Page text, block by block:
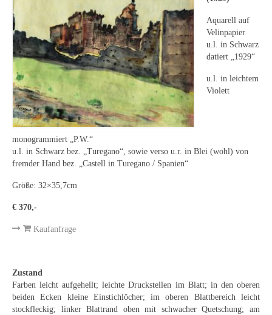
Ludwig Martin Wilberg
Weitere Künstler nach 1945
Kunst 1900-1945
Walter Becker
Ernst Geitlinger
Erich Hartmann
Emma Joos
Weitere Künstler 1900-1945
Aquarell auf
Velinpapier
u.l. in Schwarz
datiert „1929“
u.l. in leichtem
Violett
monogrammiert „P.W.“
u.l. in Schwarz bez. „Turegano“, sowie verso u.r. in Blei (wohl) von
fremder Hand bez. „Castell in Turegano / Spanien“
Größe: 32×35,7cm
€ 370,-
Kaufanfrage
Zustand
Farben leicht aufgehellt; leichte Druckstellen im Blatt; in den oberen
beiden Ecken kleine Einstichlöcher; im oberen Blattbereich leicht
stockfleckig; linker Blattrand oben mit schwacher Quetschung; am